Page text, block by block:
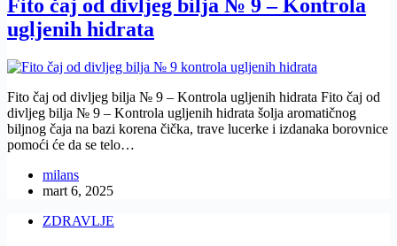
Fito čaj od divljeg bilja № 9 – Kontrola
ugljenih hidrata
Fito čaj od divljeg bilja № 9 – Kontrola ugljenih hidrata Fito čaj od
divljeg bilja № 9 – Kontrola ugljenih hidrata šolja aromatičnog
biljnog čaja na bazi korena čička, trave lucerke i izdanaka borovnice
pomoći će da se telo…
milans
mart 6, 2025
ZDRAVLJE